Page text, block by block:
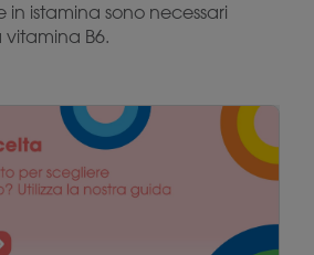
in istamina sono necessari
B6.